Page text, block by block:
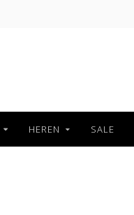
HEREN SALE